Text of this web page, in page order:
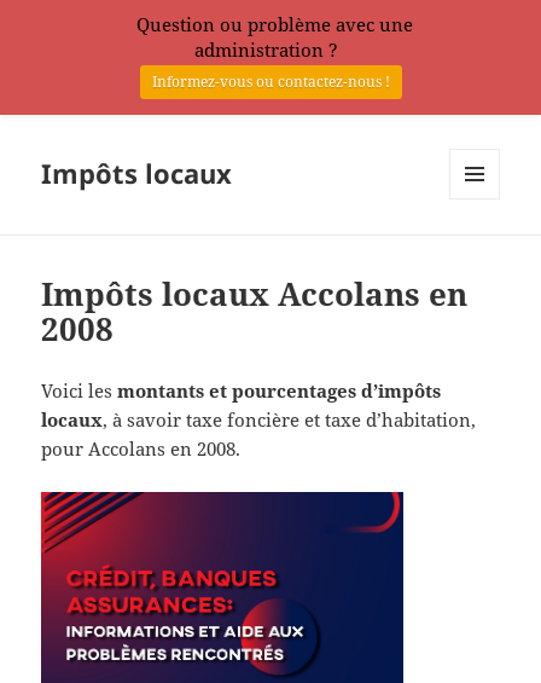
Impôts locaux
Impôts locaux Accolans en
2008
Voici lesmontants et pourcentages d’impôts
locaux, à savoir taxe foncière et taxe d’habitation,
pour Accolans en 2008.
Question ou problème avec une
administration ?
Informez-vous ou contactez-nous !